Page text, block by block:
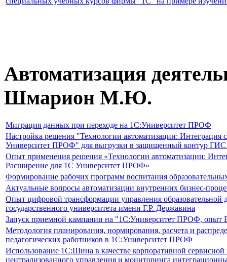
Автоматизация
Шмарион М.Ю.
Миграция данных при переходе на 1С:Университет ПРОФ
Настройка решения "Технологии автоматизации:
Университет ПРОФ" для выгрузки в защищенный контур
Опыт применения решения «Технологии автоматизации:
Расширение для 1С Университет ПРОФ»
Формирование рабочих программ воспитания
Актуальные вопросы автоматизации внутренних бизнес-
Опыт цифровой трансформации управления образовательной
государственного университета имени Г.Р. Державина
Запуск приемной кампании на "1С:Университет ПРОФ, опыт
Методология планирования, нормирования, расчета и
педагогических работников в 1С:Университет ПРОФ
Использование 1С:Шина в качестве корпоративной
централизованного управления и мониторинга